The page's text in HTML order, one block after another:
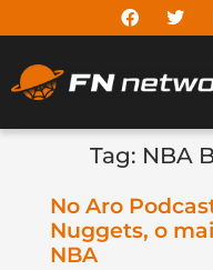
Tag: NBA
No Aro
Nuggets, o
NBA